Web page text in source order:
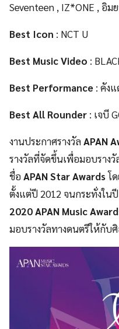
Seventeen , IZ*ONE , อิม
Best Icon : NCT U
Best Music Video :
Best Performance : คัง
Best All Rounder : เจบี
งานประกาศรางวัลAPAN
รางวัลที่จัดขึ้นเพื่อมอบราง
ชื่อAPAN Star Awardsโ
ตั้งแต่ปี 2012 จนกระทั่งใน
2020 APAN Music
มอบรางวัลทางดนตรีให้กับ